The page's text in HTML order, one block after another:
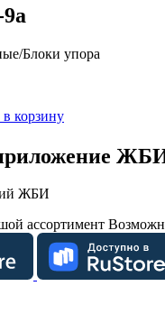
Блоки упора
корзину
ЖБИ
ассортимент